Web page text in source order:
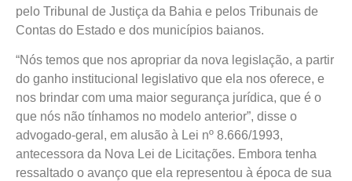
pelo Tribunal de Justiça da Bahia e pelos Tribunais de
Contas do Estado e dos municípios baianos.
“Nós temos que nos apropriar da nova legislação, a partir
do ganho institucional legislativo que ela nos oferece, e
nos brindar com uma maior segurança jurídica, que é o
que nós não tínhamos no modelo anterior”, disse o
advogado-geral, em alusão à Lei nº 8.666/1993,
antecessora da Nova Lei de Licitações. Embora tenha
ressaltado o avanço que ela representou à época de sua